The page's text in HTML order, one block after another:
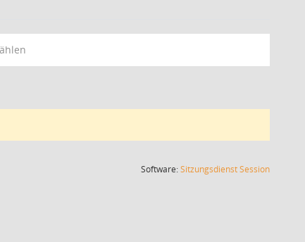
Software:SitzungsdienstSession(Wird in